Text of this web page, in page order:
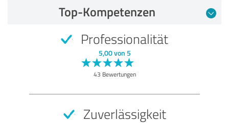
Top-Kompetenzen
Professionalität
5,00 von 5
43 Bewertungen
Zuverlässigkeit